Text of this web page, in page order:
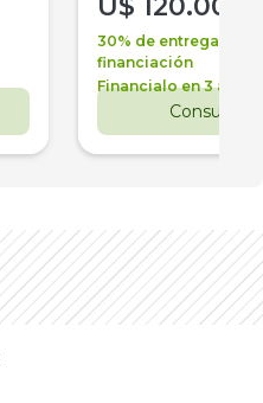
30% de entrega +
financiación
Financialo en 3 años
Consultar